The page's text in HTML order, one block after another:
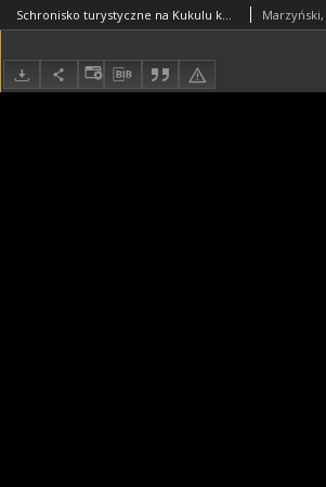
Schronisko turystyczne na Kukulu koło Worochty, rzuty i przekrój